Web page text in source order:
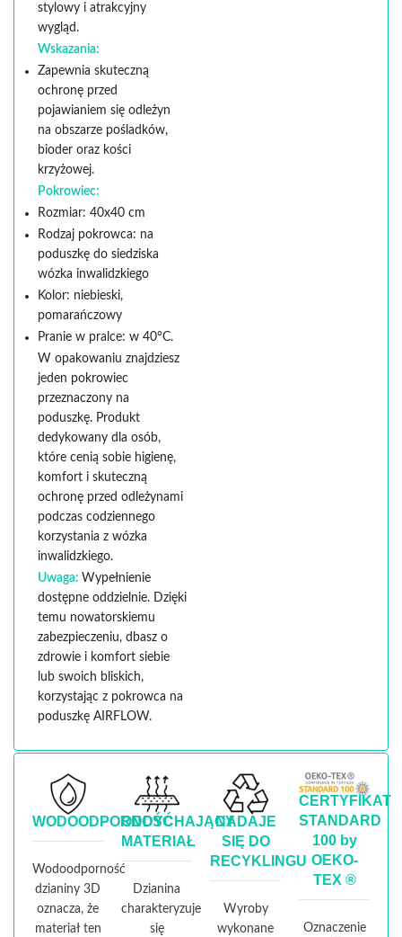
stylowy i atrakcyjny
wygląd.
Wskazania:
Zapewnia skuteczną
ochronę przed
pojawianiem się odleżyn
na obszarze pośladków,
bioder oraz kości
krzyżowej.
Pokrowiec:
Rozmiar: 40x40 cm
Rodzaj pokrowca: na
poduszkę do siedziska
wózka inwalidzkiego
Kolor: niebieski,
pomarańczowy
Pranie w pralce: w 40°C.
W opakowaniu znajdziesz
jeden pokrowiec
przeznaczony na
poduszkę. Produkt
dedykowany dla osób,
które cenią sobie higienę,
komfort i skuteczną
ochronę przed odleżynami
podczas codziennego
korzystania z wózka
inwalidzkiego.
Uwaga: Wypełnienie
dostępne oddzielnie. Dzięki
temu nowatorskiemu
zabezpieczeniu, dbasz o
zdrowie i komfort siebie
lub swoich bliskich,
korzystając z pokrowca na
poduszkę AIRFLOW.
WODOODPORNOŚĆ
Wodoodporność
dzianiny 3D
oznacza, że
materiał ten
ODDYCHAJĄCY
MATERIAŁ
Dzianina
charakteryzuje
się
NADAJE
SIĘ DO
RECYKLINGU
Wyroby
wykonane
CERTYFIKAT
STANDARD
100 by
OEKO-
TEX ®
Oznaczenie